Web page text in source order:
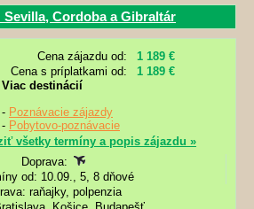
Cordoba a Gibraltár
Cena zájazdu od:
1 189 €
Cena s príplatkami od:
1 189 €
Viac destinácií
- Poznávacie zájazdy
- Pobytovo-poznávacie
všetky termíny a popis zájazdu »
Doprava:
od: 10.09., 5, 8 dňové
raňajky, polpenzia